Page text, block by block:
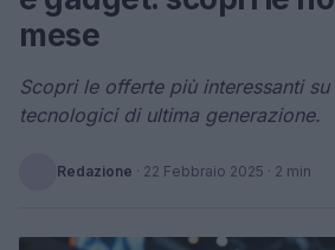
mese
Scopri le offerte più interessanti
tecnologici di ultima generazione.
Redazione · 22 Febbraio 2025 · 2 min